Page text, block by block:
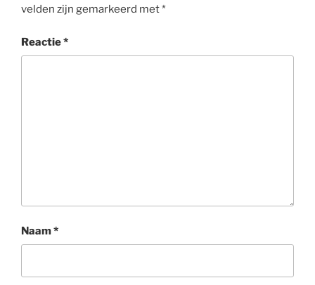
velden zijn gemarkeerd met*
Reactie*
Naam*